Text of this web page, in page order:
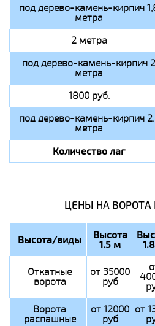
под дерево-камень-кирпич
метра
2 метра
под дерево-камень-кирпич 2
метра
1800 руб.
под дерево-камень-кирпич
метра
Количество лаг
ЦЕНЫ НА ВОРОТА
Высота/виды Высота
1.5 м
Откатные
ворота
от 35000
руб
Ворота
распашные
от 12000
руб
от